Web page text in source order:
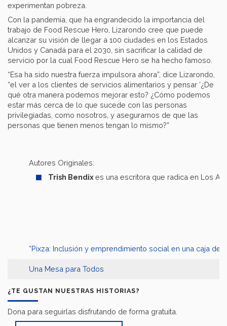
experimentan pobreza.
Con la pandemia, que ha engrandecido la importancia del
trabajo de Food Rescue Hero, Lizarondo cree que puede
alcanzar su visión de llegar a 100 ciudades en los Estados
Unidos y Canadá para el 2030, sin sacrificar la calidad de
servicio por la cual Food Rescue Hero se ha hecho famoso.
“Esa ha sido nuestra fuerza impulsora ahora”, dice Lizarondo,
“el ver a los clientes de servicios alimentarios y pensar ‘¿De
qué otra manera podemos mejorar esto? ¿Cómo podemos
estar más cerca de lo que sucede con las personas
privilegiadas, como nosotros, y asegurarnos de que las
personas que tienen menos tengan lo mismo?”
Autores Originales:
Trish Bendixes una escritora que radica en Los
“Pixza: Inclusión y emprendimiento social en una caja de
Una Mesa para Todos
¿TE GUSTAN NUESTRAS HISTORIAS?
Dona para seguirlas disfrutando de forma gratuita.